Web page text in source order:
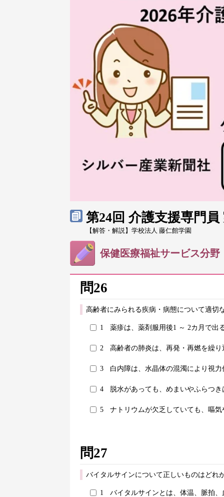
第24回 介護支援専門
【解答・解説】学校法人 藤仁館学園
保健医療福祉サービス分
問26
高齢者にみられる疾病・病態について適切
1 薬疹は、薬剤服用後1 ～ 2カ月で出
2 高齢者の肺炎は、再発・再燃を繰
3 白内障は、水晶体の混濁により視
4 脱水があっても、めまいやふらつ
5 ナトリウムが欠乏していても、嘔
問27
バイタルサインについて正しいものはどれ
1 バイタルサインとは、体温、脈拍